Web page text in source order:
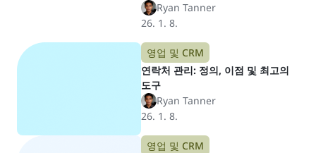
Ryan Tanner
26. 1. 8.
영업 및 CRM
연락처 관리: 정의, 이점 및 최고의
도구
Ryan Tanner
26. 1. 8.
영업 및 CRM